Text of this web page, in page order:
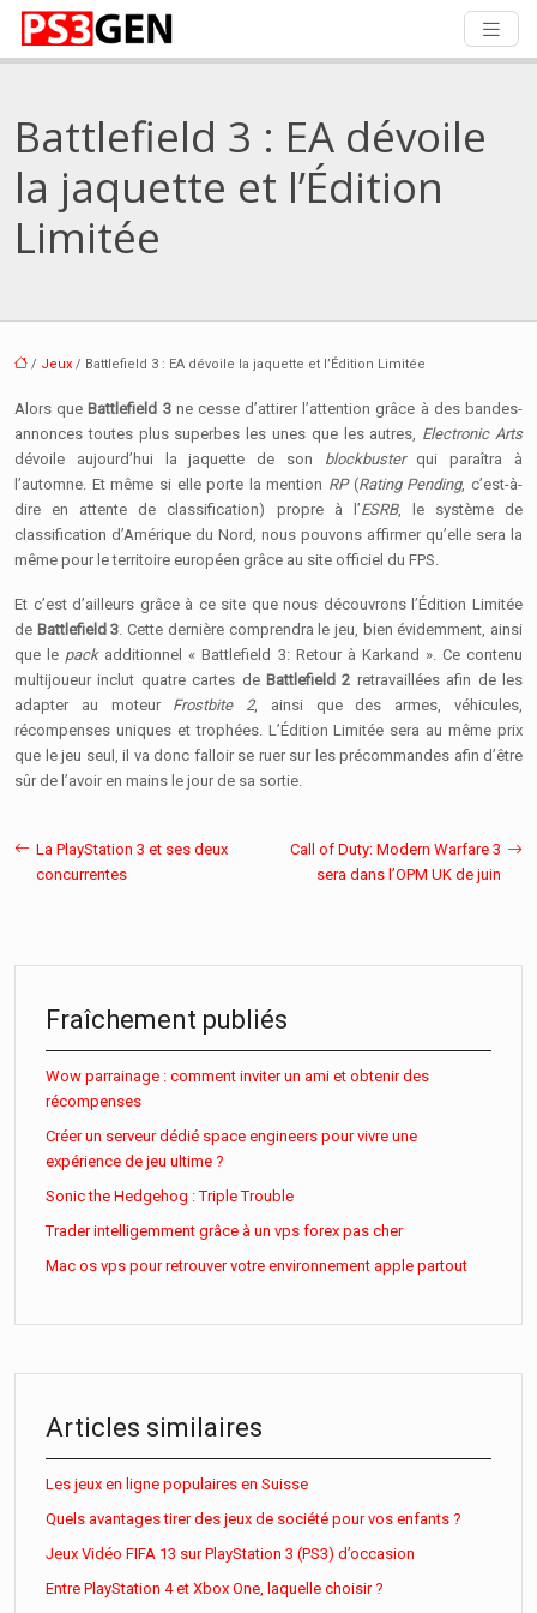
Battlefield 3 : EA dévoile
la jaquette et l’Édition
Limitée
/ Jeux / Battlefield 3 : EA dévoile la jaquette et l’Édition Limitée
Alors queBattlefield 3ne cesse d’attirer l’attention grâce à des bandes-
annonces toutes plus superbes les unes que les autres, Electronic Arts
dévoile aujourd’hui la jaquette de son blockbuster qui paraîtra à
l’automne. Et même si elle porte la mention RP (Rating Pending, c’est-à-
dire en attente de classification) propre à l’ESRB, le système de
classification d’Amérique du Nord, nous pouvons affirmer qu’elle sera la
même pour le territoire européen grâce au site officiel du FPS.
Et c’est d’ailleurs grâce à ce site que nous découvrons l’Édition Limitée
de Battlefield 3 . Cette dernière comprendra le jeu, bien évidemment, ainsi
que le pack additionnel « Battlefield 3: Retour à Karkand ». Ce contenu
multijoueur inclut quatre cartes de Battlefield 2 retravaillées afin de les
adapter au moteur Frostbite 2, ainsi que des armes, véhicules,
récompenses uniques et trophées. L’Édition Limitée sera au même prix
que le jeu seul, il va donc falloir se ruer sur les précommandes afin d’être
sûr de l’avoir en mains le jour de sa sortie.
La PlayStation 3 et ses deux
concurrentes
Call of Duty: Modern Warfare 3
sera dans l’OPM UK de juin
Fraîchement publiés
Wow parrainage : comment inviter un ami et obtenir des
récompenses
Créer un serveur dédié space engineers pour vivre une
expérience de jeu ultime ?
Sonic the Hedgehog : Triple Trouble
Trader intelligemment grâce à un vps forex pas cher
Mac os vps pour retrouver votre environnement apple partout
Articles similaires
Les jeux en ligne populaires en Suisse
Quels avantages tirer des jeux de société pour vos enfants ?
Jeux Vidéo FIFA 13 sur PlayStation 3 (PS3) d’occasion
Entre PlayStation 4 et Xbox One, laquelle choisir ?